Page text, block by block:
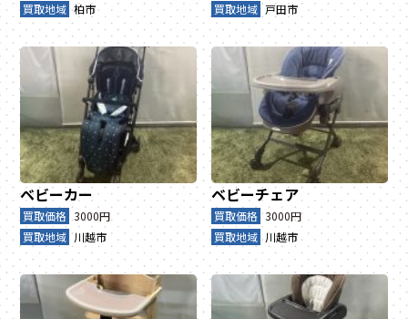
買取地域 柏市
買取地域 戸田市
ベビーカー
買取価格 3000円
買取地域 川越市
ベビーチェア
買取価格 3000円
買取地域 川越市